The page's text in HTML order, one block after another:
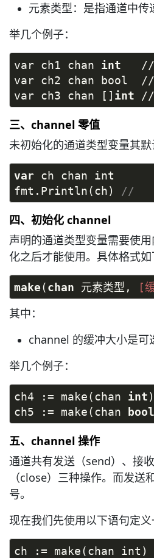
元素类型：是指通道中传
举几个例子：
var ch1 chan int // 声
var ch2 chan bool  //
var ch3 chan [] int //
三、channel 零值
未初始化的通道类型变量其默
var ch chan int
fmt.Println(ch)
//
四、初始化 channel
声明的通道类型变量需要使
化之后才能使用。具体格式如
make(chan 元素类型, [
其中：
channel 的缓冲大小是可
举几个例子：
ch4 := make(chan int)
ch5 := make(chan bool
五、channel 操作
通道共有发送（send）、接
（close）三种操作。而发送
号。
现在我们先使用以下语句定义
ch := make(chan int)